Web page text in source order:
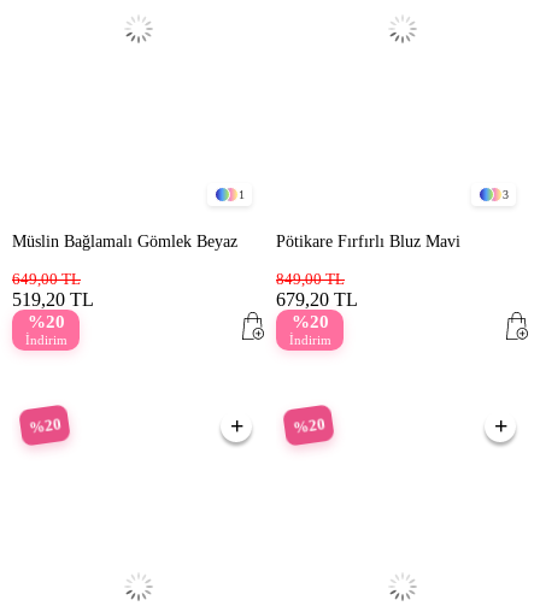
1
Müslin Bağlamalı Gömlek Beyaz
519,20 TL
649,00 TL
%20
İndirim
3
Pötikare Fırfırlı Bluz Mavi
679,20 TL
849,00 TL
%20
İndirim
%20 %20